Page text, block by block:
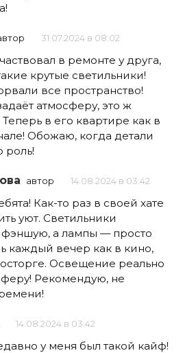
31.07.2024 в 08:02
в ремонте у друга,
крутые светильники!
все пространство!
атмосферу, это ж
в его квартире как в
Обожаю, когда детали
роль!
автор 14.08.2024 в 03:42
Как-то раз в своей хате
уют. Светильники
а лампы — просто
каждый вечер как в кино,
Освещение реально
Рекомендую, не
14.08.2024 в 03:42
у меня был такой кайф!